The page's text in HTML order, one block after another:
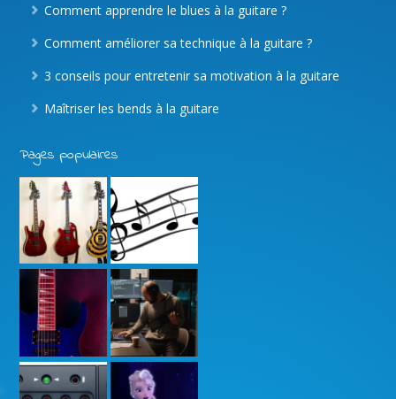
Comment apprendre le blues à la guitare ?
Comment améliorer sa technique à la guitare ?
3 conseils pour entretenir sa motivation à la guitare
Maîtriser les bends à la guitare
Pages populaires